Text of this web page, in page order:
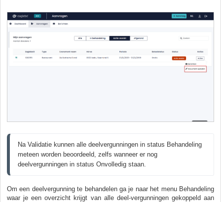
Na Validatie kunnen alle deelvergunningen in status Behandeling
meteen worden beoordeeld, zelfs wanneer er nog
deelvergunningen in status Onvolledig staan.
Om een deelvergunning te behandelen ga je naar het menu Behandeling
waar je een overzicht krijgt van alle deel-vergunningen gekoppeld aan